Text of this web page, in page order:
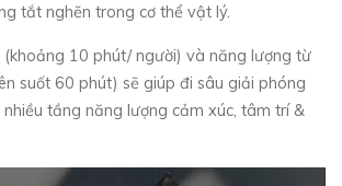
tắt nghẽn trong cơ thể vật lý.
(khoảng 10 phút/ người) và năng lượng từ
suốt 60 phút) sẽ giúp đi sâu giải phóng
tầng năng lượng cảm xúc, tâm trí &